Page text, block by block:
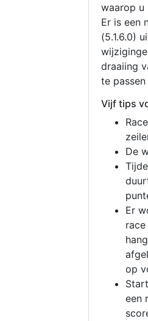
waarop u
Er is een
(5.1.6.0)
draaiing
te
Vijf tips
De
Er
op
een